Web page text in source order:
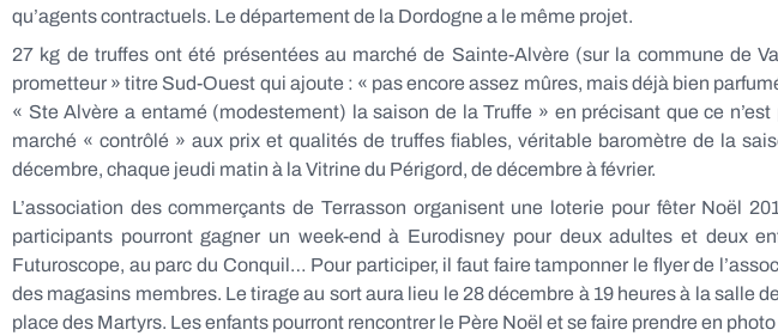
qu’agents contractuels. Le département de la Dordogne a le même projet.
27 kg de truffes ont été présentées au marché de Sainte-Alvère (sur la commune de
prometteur » titre Sud-Ouest qui ajoute : « pas encore assez mûres, mais déjà bien
« Ste Alvère a entamé (modestement) la saison de la Truffe » en précisant que ce
marché « contrôlé » aux prix et qualités de truffes fiables, véritable baromètre de la
décembre, chaque jeudi matin à la Vitrine du Périgord, de décembre à février.
L’association des commerçants de Terrasson organisent une loterie pour fêter Noël
participants pourront gagner un week-end à Eurodisney pour deux adultes et deux
Futuroscope, au parc du Conquil… Pour participer, il faut faire tamponner le flyer de
des magasins membres. Le tirage au sort aura lieu le 28 décembre à 19 heures à la salle
place des Martyrs. Les enfants pourront rencontrer le Père Noël et se faire prendre en